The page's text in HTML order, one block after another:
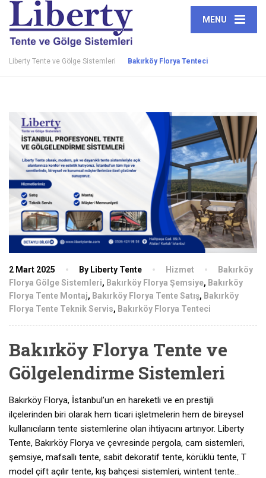
MENU
Liberty Tente ve Gölge Sistemleri Bakırköy Florya Tenteci
2 Mart 2025 By Liberty Tente Hizmet
Bakırköy
Florya Gölge Sistemleri, Bakırköy Florya Şemsiye, Bakırköy
Florya Tente Montaj, Bakırköy Florya Tente Satış, Bakırköy
Florya Tente Teknik Servis, Bakırköy Florya Tenteci
Bakırköy Florya Tente ve
Gölgelendirme Sistemleri
Bakırköy Florya, İstanbul’un en hareketli ve en prestijli
ilçelerinden biri olarak hem ticari işletmelerin hem de bireysel
kullanıcıların tente sistemlerine olan ihtiyacını artırıyor. Liberty
Tente, Bakırköy Florya ve çevresinde pergola, cam sistemleri,
şemsiye, mafsallı tente, sabit dekoratif tente, körüklü tente, T
model çift açılır tente, kış bahçesi sistemleri, wintent tente…